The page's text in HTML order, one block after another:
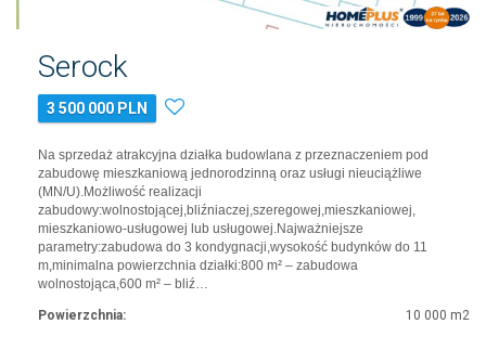
Serock
3 500 000 PLN
Na sprzedaż atrakcyjna działka budowlana z przeznaczeniem pod
zabudowę mieszkaniową jednorodzinną oraz usługi nieuciążliwe
(MN/U).Możliwość realizacji
zabudowy:wolnostojącej,bliźniaczej,szeregowej,mieszkaniowej,
mieszkaniowo-usługowej lub usługowej.Najważniejsze
parametry:zabudowa do 3 kondygnacji,wysokość budynków do 11
m,minimalna powierzchnia działki:800 m² – zabudowa
wolnostojąca,600 m² – bliź…
Powierzchnia: 10 000 m2